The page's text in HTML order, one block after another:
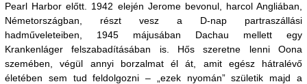
Pearl Harbor előtt. 1942 elején Jerome bevonul, harcol Angliában,
Németországban, részt vesz a D-nap partraszállási
hadműveleteiben, 1945 májusában Dachau mellett egy
Krankenláger felszabadításában is. Hős szeretne lenni Oona
szemében, végül annyi borzalmat él át, amit egész hátralévő
életében sem tud feldolgozni – „ezek nyomán” születik majd a